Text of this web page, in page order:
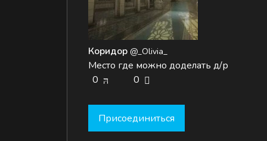
Коридор @_Olivia_
Место где можно доделать д/р
0
0
Присоединиться